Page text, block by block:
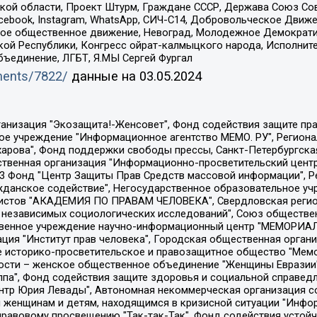
области, Проект Штурм, Граждане СССР, Держава Союз
Instagram, WhatsApp, СИЧ-С14, Добровольческое
общественное движение, Невоград, Молодежное
Республики, Конгресс ойрат-калмыцкого народа,
ЛГБТ, Я.МЫ Сергей Фургал
7822/ данные на 03.05.2024
агентство "MEDIUM-ORIENT", Красноярская региональная общественная организация "Мы против СПИДа", Камалягин Денис Николаевич, Маркелов Сергей Евгеньевич, Пономарев Лев Александрович, Савицкая Людмила Алексеевна, Автономная некоммерческая организация "Центр по работе с проблемой насилия "НАСИЛИЮ.НЕТ", Межрегиональный профессиональный союз работников здравоохранения "Альянс врачей", Юридическое лицо, зарегистрированное в Латвийской Республике, SIA "Medusa Project" (регистрационный номер 40103797863, дата регистрации 10.06.2014), Некоммерческая организация "Фонд по борьбе с коррупцией", Автономная некоммерческая организация "Институт права и публичной политики", Баданин Роман Сергеевич, Гликин Максим Александрович, Железнова Мария Михайловна, Лукьянова Юлия Сергеевна, Маетная Елизавета Витальевна, Маняхин Петр Борисович, Чуракова Ольга Владимировна, Ярош Юлия Петровна, Юридическое лицо "The Insider SIA", зарегистрированное в Риге, Латвийская Республика (дата регистрации 26.06.2015), являющееся администратором доменного имени интернет-издания "The Insider SIA", https://theins.ru, Постернак Алексей Евгеньевич, Рубин Михаил Аркадьевич, Анин Роман Александрович, Юридическое лицо Istories fonds, зарегистрированное в Латвийской Республике (регистрационный номер 50008295751, дата регистрации 24.02.2020), Великовский Дмитрий Александрович, Долинина Ирина Николаевна, Мароховская Алеся Алексеевна, Шлейнов Роман Юрьевич, Шмагун Олеся Валентиновна, Общество с ограниченной ответственностью "Альтаир 2021", Общество с ограниченной ответственностью "Вега 2021", Общество с ограниченной ответственностью "Главный редактор 2021", Общество с ограниченной ответственностью "Ромашки монолит", Важенков Артем Валерьевич, Ивановская областная общественная организация "Центр гендерных исследований", Гурман Юрий Альбертович, Медиапроект "ОВД-Инфо", Егоров Владимир Владимирович, Жилинский Владимир Александрович, Общество с ограниченной ответственностью "ЗП", Иванова София Юрьевна, Карезина Инна Павловна, Кильтау Екатерина Викторовна, Петров Алексей Викторович, Пискунов Сергей Евгеньевич, Смирнов Сергей Сергеевич, Тихонов Михаил Сергеевич, Общество с ограниченной ответственностью "ЖУРНАЛИСТ-ИНОСТРАННЫЙ АГЕНТ", Арапова Галина Юрьевна, Вольтская Татьяна Анатольевна, Американская компания "Mason G.E.S. Anonymous Foundation" (США), являющаяся владельцем интернет-издания https://mnews.world/, Компания "Stichting Bellingcat", зарегистрированная в Нидерландах (дата регистрации 11.07.2018), Захаров Андрей Вячеславович, Клепиковская Екатерина Дмитриевна, Общество с ограниченной ответственностью "МЕМО", Перл Роман Александрович, Симонов Евгений Алексеевич, Соловьева Елена Анатольевна, Сотников Даниил Владимирович, Сурначева Елизавета Дмитриевна, Автономная некоммерческая организация по защите прав человека и информированию населения "Якутия – Наше Мнение", Общество с ограниченной ответственностью "Москоу диджитал медиа", с 26.01.2023 Общество с ограниченной ответственностью "Чайка Белые сады", Ветошкина Валерия Валерьевна, Заговора Максим Александрович, Межрегиональное общественное движение "Российская ЛГБТ - сеть", Оленичев Максим Владимирович, Павлов Иван Юрьевич, Скворцова Елена Сергеевна, Общество с ограниченной ответственностью "Как бы инагент", Кочетков Игорь Викторович, Общество с ограниченной ответственностью "Честные выборы", Еланчик Олег Александрович, Общество с ограниченной ответственностью "Нобелевский призыв", Гималова Регина Эмилевна, Григорьев Андрей Валерьевич, Григорьева Алина Александровна, Ассоциация по содействию защите прав призывников, альтернативнослужащих и военнослужащих "Правозащитная группа